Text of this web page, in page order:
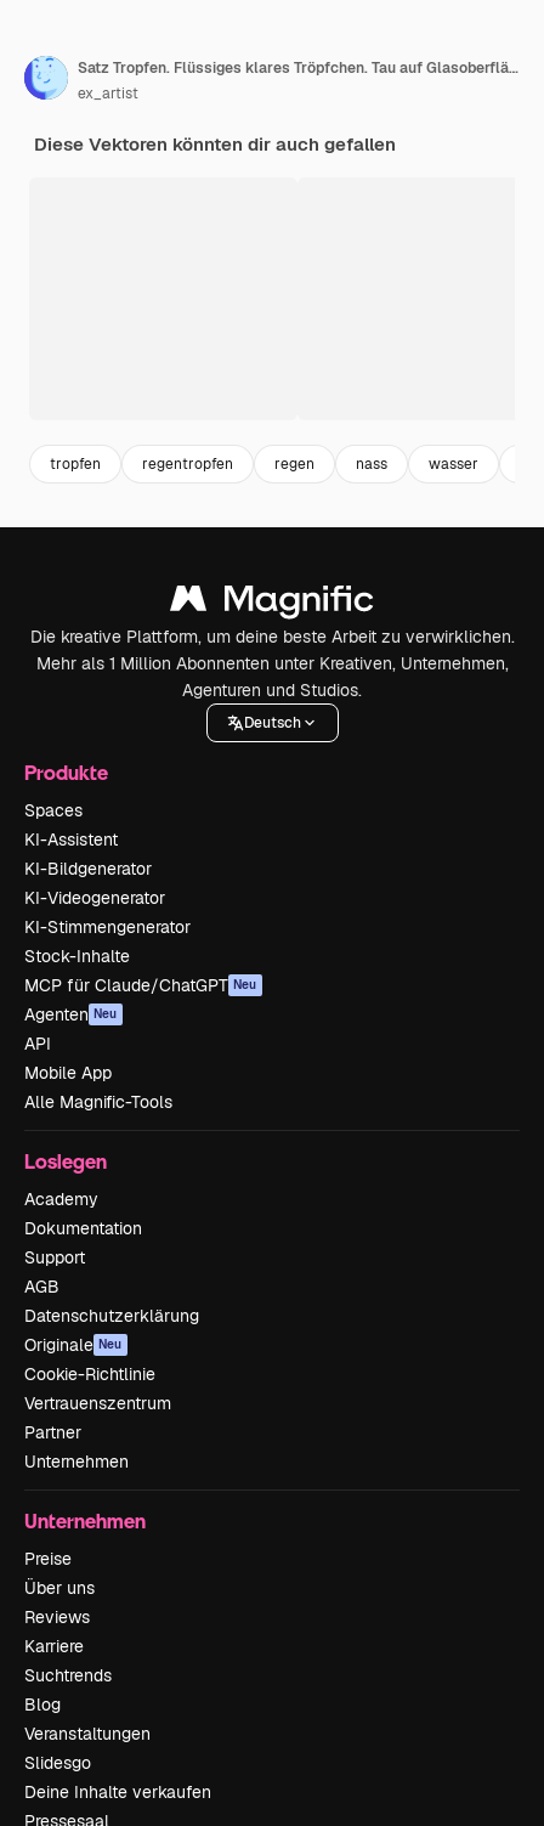
Satz Tropfen. Flüssiges klares Tröpfchen. Tau auf Glasoberfläche. Auf transparentem Hintergrund
ex_artist
Diese Vektoren könnten dir auch gefallen
tropfen regentropfen regen nass wasser
Die kreative Plattform, um deine beste Arbeit zu verwirklichen.
Mehr als 1 Million Abonnenten unter Kreativen, Unternehmen,
Agenturen und Studios.
Deutsch
Produkte
Spaces
KI-Assistent
KI-Bildgenerator
KI-Videogenerator
KI-Stimmengenerator
Stock-Inhalte
MCP für Claude/ChatGPT Neu
Agenten Neu
API
Mobile App
Alle Magnific-Tools
Loslegen
Academy
Dokumentation
Support
AGB
Datenschutzerklärung
Originale Neu
Cookie-Richtlinie
Vertrauenszentrum
Partner
Unternehmen
Unternehmen
Preise
Über uns
Reviews
Karriere
Suchtrends
Blog
Veranstaltungen
Slidesgo
Deine Inhalte verkaufen
Pressesaal